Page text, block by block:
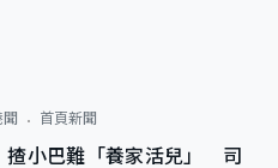
首頁新聞
揸小巴難「養家活兒」 司